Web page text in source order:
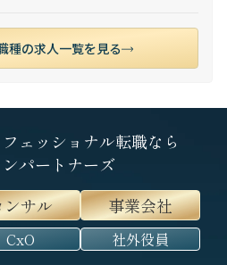
種の求人一覧を見る
ェッショナル転職なら
パートナーズ
ンサル 事業会社
CxO 社外役員